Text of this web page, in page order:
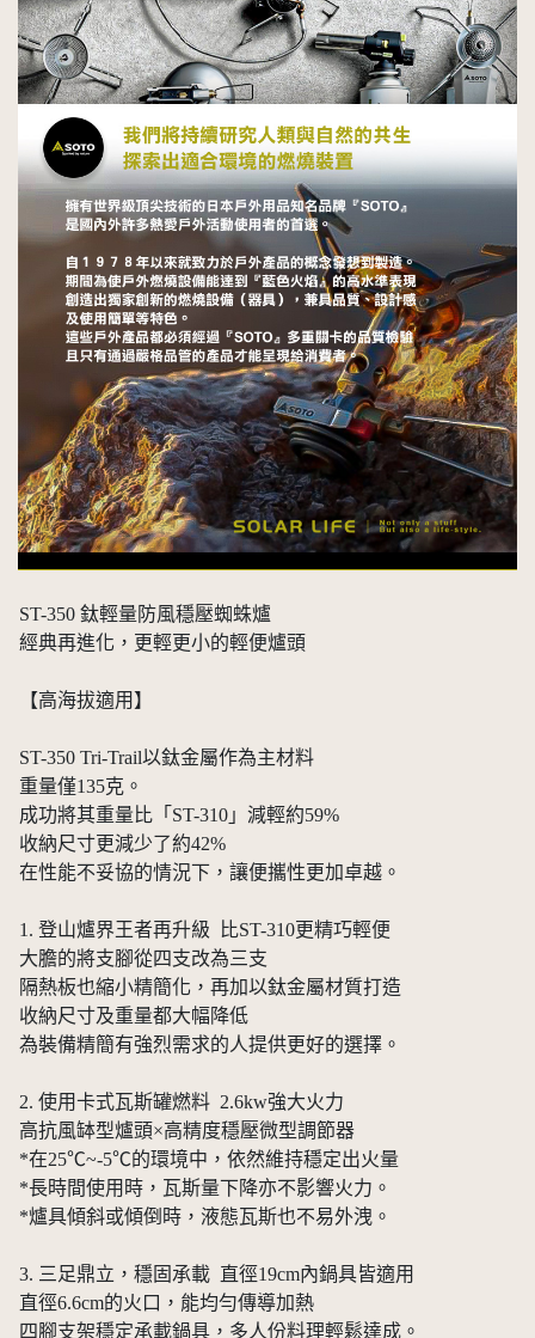
ST-350 鈦輕量防風穩壓蜘蛛爐
經典再進化，更輕更小的輕便爐頭
【高海拔適用】
ST-350 Tri-Trail以鈦金屬作為主材料
重量僅135克。
成功將其重量比「ST-310」減輕約59%
收納尺寸更減少了約42%
在性能不妥協的情況下，讓便攜性更加卓越。
1. 登山爐界王者再升級 比ST-310更精巧輕便
大膽的將支腳從四支改為三支
隔熱板也縮小精簡化，再加以鈦金屬材質打造
收納尺寸及重量都大幅降低
為裝備精簡有強烈需求的人提供更好的選擇。
2. ​使用卡式瓦斯罐燃料 2.6kw強大火力
高抗風缽型爐頭×高精度穩壓微型調節器
*在25℃~-5℃的環境中，依然維持穩定出火量
*長時間使用時，瓦斯量下降亦不影響火力。
*爐具傾斜或傾倒時，液態瓦斯也不易外洩。
3. 三足鼎立，穩固承載 直徑19cm內鍋具皆適用
直徑6.6cm的火口，能均勻傳導加熱
四腳支架穩定承載鍋具，多人份料理輕鬆達成。